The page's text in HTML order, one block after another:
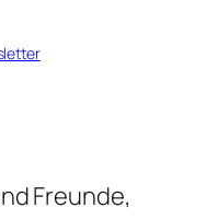
Freunde,